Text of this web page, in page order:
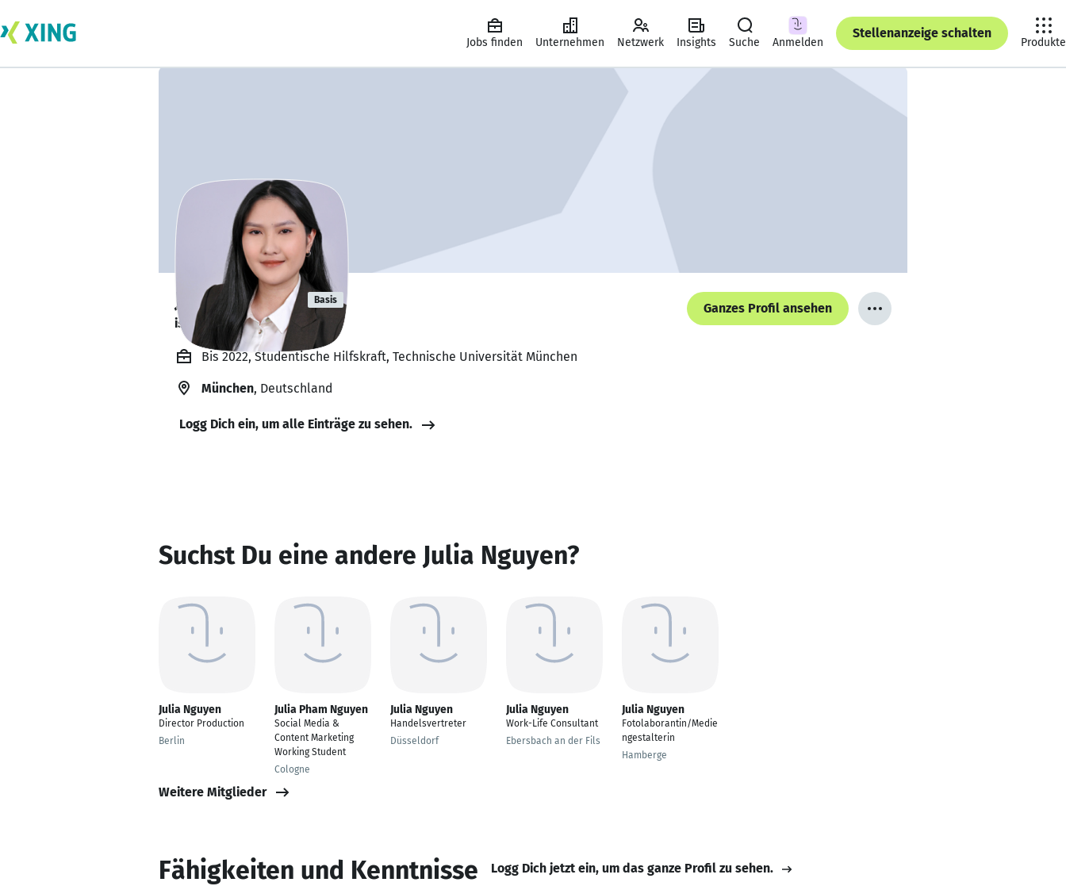
Jobs finden Unternehmen Netzwerk Insights Suche Anmelden
Stellenanzeige schalten
Produkte
Julia Nguyen Basis
ist offen für Projekte. 🔎
Ganzes Profil ansehen
Bis 2022, Studentische Hilfskraft, Technische Universität München
München, Deutschland
Logg Dich ein, um alle Einträge zu sehen.
Suchst Du eine andere Julia Nguyen?
Julia Nguyen
Director Production
Berlin
Julia Pham Nguyen
Social Media &
Content Marketing
Working Student
Cologne
Julia Nguyen
Handelsvertreter
Düsseldorf
Julia Nguyen
Work-Life Consultant
Ebersbach an der Fils
Julia Nguyen
Fotolaborantin/Medie
ngestalterin
Hamberge
Weitere Mitglieder
Fähigkeiten und Kenntnisse Logg Dich jetzt ein, um das ganze Profil zu sehen.